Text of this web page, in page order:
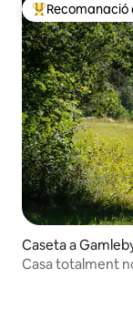
Principals
Caseta a
Casa totalment